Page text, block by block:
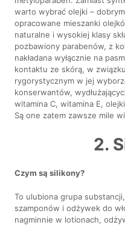
warto wybrać olejki –
opracowane mieszanki
naturalne i wysokiej klasy
pozbawiony parabenów, z
nakładana wyłącznie na
kontaktu ze skórą, w
rygorystycznym w jej
konserwantów,
witamina C, witamina E,
Są one zatem zawsze mile
2.
Czym są silikony?
To ulubiona grupa
szamponów i odżywek do
nagminnie w lotionach,